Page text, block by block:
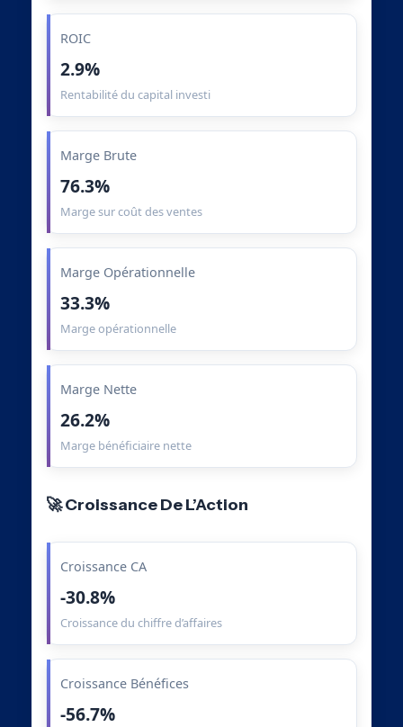
ROIC
2.9%
Rentabilité du capital investi
Marge Brute
76.3%
Marge sur coût des ventes
Marge Opérationnelle
33.3%
Marge opérationnelle
Marge Nette
26.2%
Marge bénéficiaire nette
🚀 Croissance De L’Action
Croissance CA
-30.8%
Croissance du chiffre d’affaires
Croissance Bénéfices
-56.7%